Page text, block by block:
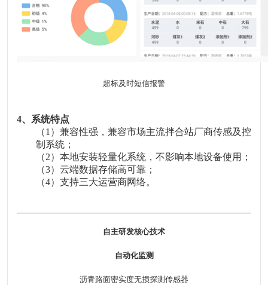
超标及时短信报警
4、系统特点
（1 ）兼容性强，兼容市场主流拌合站厂商传感及控
制系统；
（2）本地安装轻量化系统，不影响本地设备使用；
（3）云端数据存储高可靠；
（4）支持三大运营商网络。
自主研发核心技术
自动化监测
沥青路面密实度无损探测传感器